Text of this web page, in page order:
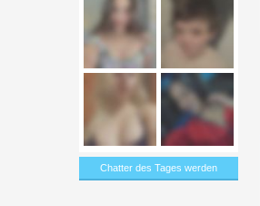
Chatter des Tages werden